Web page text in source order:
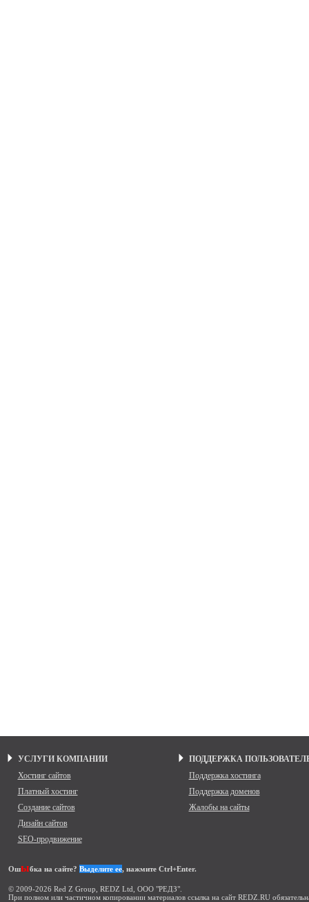
УСЛУГИ КОМПАНИИ
Хостинг сайтов
Платный хостинг
Создание сайтов
Дизайн сайтов
SEO-продвижение
ПОДДЕРЖКА
Поддержка хостинга
Поддержка доменов
Жалобы на сайты
Ошыбка на сайте? Выделите ее, нажмите Ctrl+Enter.
© 2009-2026 Red Z Group, REDZ Ltd, ООО "РЕДЗ".
При полном или частичном копировании материалов ссылка на сайт REDZ.RU